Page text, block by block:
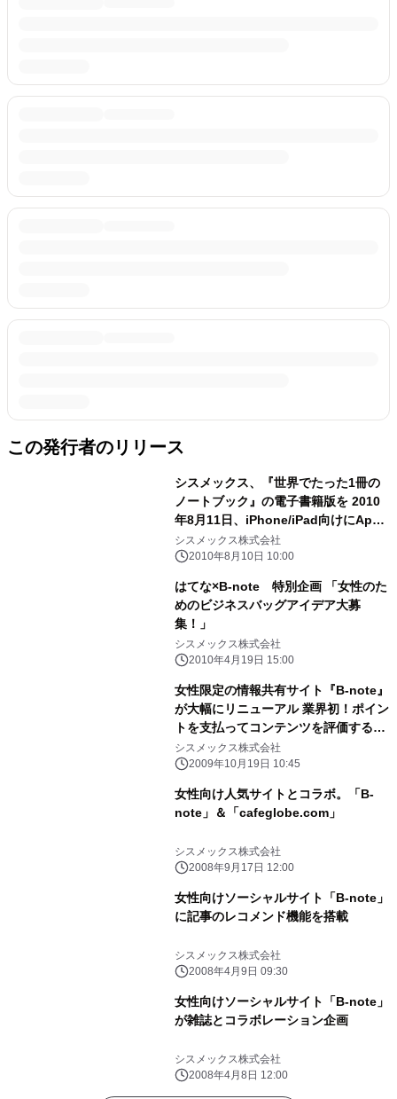
この発行者のリリース
シスメックス、『世界でたった1冊の
ノートブック』の電子書籍版を 2010
年8月11日、iPhone/iPad向けにApp
Storeにて発売開始
シスメックス株式会社
2010年8月10日 10:00
はてな×B-note 特別企画 「女性のた
めのビジネスバッグアイデア大募
集！」
シスメックス株式会社
2010年4月19日 15:00
女性限定の情報共有サイト『B-note』
が大幅にリニューアル 業界初！ポイン
トを支払ってコンテンツを評価する仕
組みを導入
シスメックス株式会社
2009年10月19日 10:45
女性向け人気サイトとコラボ。「B-
note」＆「cafeglobe.com」
シスメックス株式会社
2008年9月17日 12:00
女性向けソーシャルサイト「B-note」
に記事のレコメンド機能を搭載
シスメックス株式会社
2008年4月9日 09:30
女性向けソーシャルサイト「B-note」
が雑誌とコラボレーション企画
シスメックス株式会社
2008年4月8日 12:00